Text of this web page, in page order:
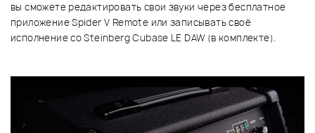
вы cможете редактировать свои звуки через бесплатное
приложение Spider V Remote или записывать своё
исполнение со Steinberg Cubase LE DAW (в комплекте).